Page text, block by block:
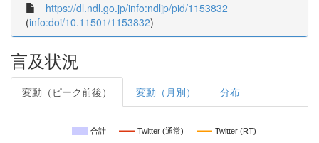
https://dl.ndl.go.jp/info:ndljp/pid/1153832
(info:doi/10.11501/1153832)
言及状況
変動（ピーク前後） 変動（月別） 分布
合計 Twitter (通常) Twitter (RT)